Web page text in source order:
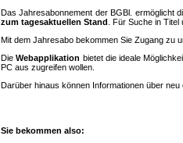
Das Jahresabonnement der BGBl. ermöglicht
zum tagesaktuellen Stand . Für Suche in
Mit dem Jahresabo bekommen Sie Zugang zu
DieWebapplikation bietet die ideale
PC aus zugreifen wollen.
Darüber hinaus können Informationen über
Sie bekommen also: